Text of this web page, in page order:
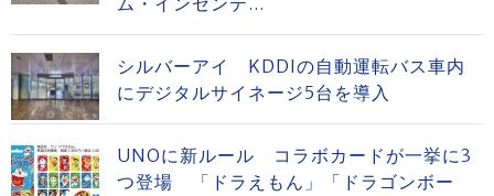
シルバーアイ KDDIの自動運転バス車内
にデジタルサイネージ5台を導入
UNOに新ルール コラボカードが一挙に3
つ登場 「ドラえもん」「ドラゴンボー